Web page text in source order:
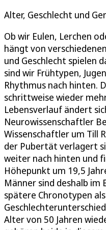
Alter, Geschlecht und
Ob wir Eulen, Lerchen
hängt von
und Geschlecht spielen
sind wir Frühtypen,
Rhythmus nach hinten.
schrittweise wieder
Lebensverlauf ändert
Neurowissenschaftler
Wissenschaftler um Till
der Pubertät verlagert
weiter nach hinten und
Höhepunkt um 19,5
Männer sind deshalb im
spätere Chronotypen
Alter von 50 Jahren